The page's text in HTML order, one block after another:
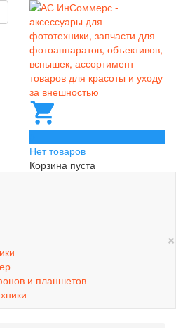
Нет товаров
Корзина пуста
×
и планшетов